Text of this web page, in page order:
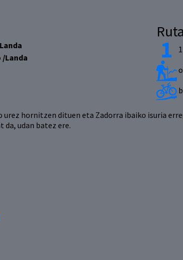
/Landa
Ruta
hornitzen dituen eta Zadorra ibaiko isuria
udan batez ere.